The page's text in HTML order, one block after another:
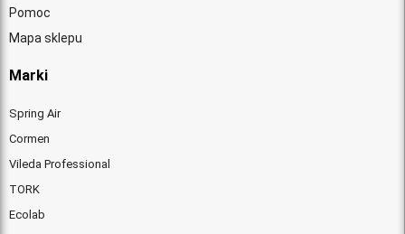
Pomoc
Mapa sklepu
Marki
Spring Air
Cormen
Vileda Professional
TORK
Ecolab